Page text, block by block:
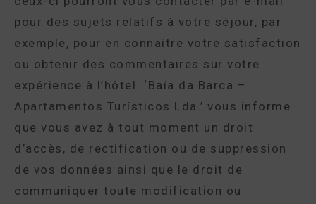
pour des sujets relatifs à votre séjour, par
exemple, pour en connaître votre satisfaction
ou obtenir des commentaires sur votre
expérience à l’hôtel. ‘Baía da Barca –
Apartamentos Turísticos Lda.’ vous informe
que vous avez à tout moment un droit
d’accès, de rectification ou de suppression
de vos données ainsi que le droit de
communiquer toute modification ou